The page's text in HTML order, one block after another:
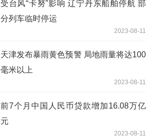
受台风“卡努”影响 辽宁丹东船舶停航 部
分列车临时停运
2023-08-11
天津发布暴雨黄色预警 局地雨量将达100
毫米以上
2023-08-11
前7个月中国人民币贷款增加16.08万亿
元
2023-08-11